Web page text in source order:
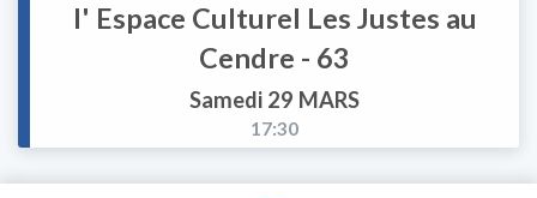
l' Espace Culturel Les Justes au
Cendre - 63
Samedi 29 MARS
17:30